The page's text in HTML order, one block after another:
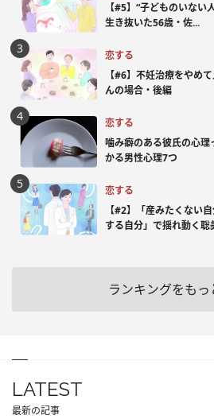
【#5】“子どものいな
生き抜いた56歳・佐...
恋する
【#6】不妊治療をやめ
んの場合・後編
恋する
噛み癖のある彼氏の心
かる男性心理7つ
恋する
【#2】「産みたくない
する自分」で揺れ動く聡
ランキングをもっ
LATEST
最新の記事